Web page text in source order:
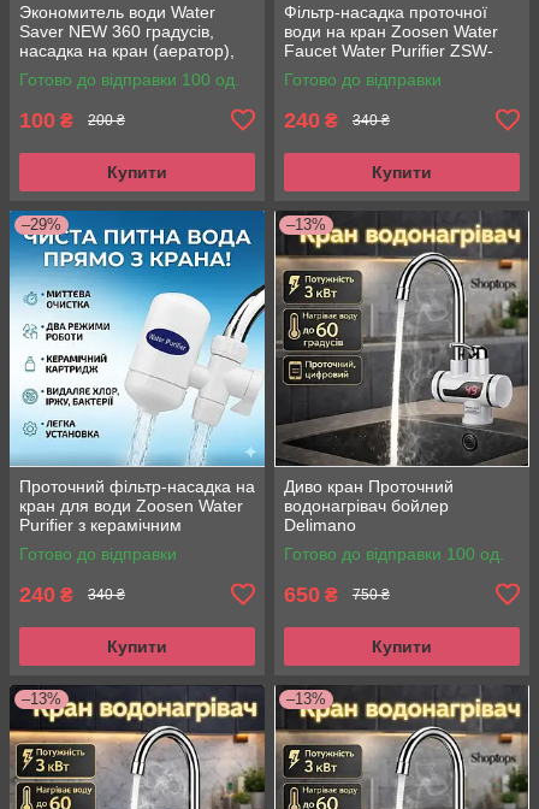
Экономитель води Water
Saver NEW 360 градусів,
насадка на кран (аератор),
водозберігаючих насадка
Готово до відправки 100 од.
100 ₴ 200 ₴
Купити
Фільтр-насадка проточної
води на кран Zoosen Water
Faucet Water Purifier ZSW-
010A/0108
Готово до відправки
240 ₴ 340 ₴
Купити
–29%
Проточний фільтр-насадка на
кран для води Zoosen Water
Purifier з керамічним
картриджем
Готово до відправки
240 ₴ 340 ₴
Купити
–13%
Диво кран Проточний
водонагрівач бойлер
Delimano
Готово до відправки 100 од.
650 ₴ 750 ₴
Купити
–13% –13%